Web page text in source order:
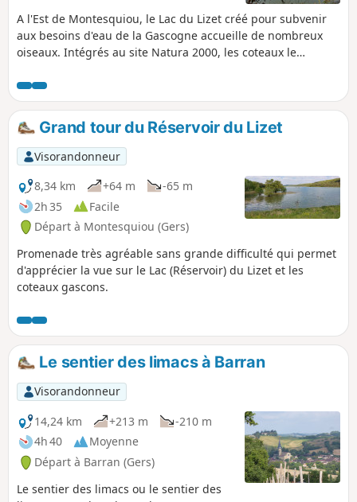
A l'Est de Montesquiou, le Lac du Lizet créé pour subvenir
aux besoins d'eau de la Gascogne accueille de nombreux
oiseaux. Intégrés au site Natura 2000, les coteaux le
Gers. En remontant dans les bois, vous rejoindrez le chemin
de Saint-Jacques et admirerez le bocage gersois préservé.
Grand tour du Réservoir du Lizet
Visorandonneur
8,34 km
+64 m
-65 m
2h 35
Facile
Départ à Montesquiou (Gers)
Promenade très agréable sans grande difficulté qui permet
d'apprécier la vue sur le Lac (Réservoir) du Lizet et les
coteaux gascons.
Le sentier des limacs à Barran
Visorandonneur
14,24 km
+213 m
-210 m
4h 40
Moyenne
Départ à Barran (Gers)
Le sentier des limacs ou le sentier des